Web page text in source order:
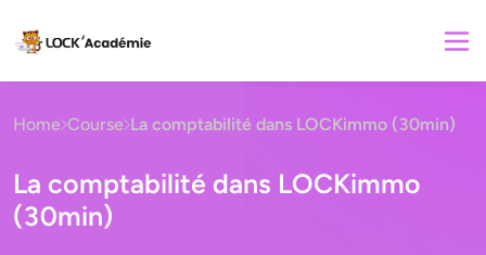
Home Course La comptabilité dans LOCKimmo (30min)
La comptabilité dans LOCKimmo
(30min)